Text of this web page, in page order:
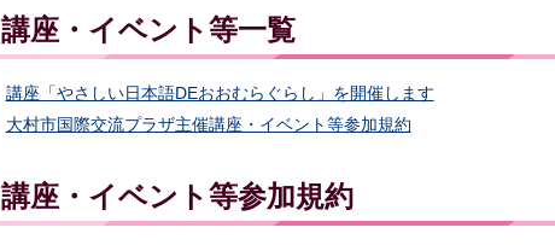
講座・イベント等一覧
講座「やさしい日本語DEおおむらぐらし」を開催します
大村市国際交流プラザ主催講座・イベント等参加規約
講座・イベント等参加規約